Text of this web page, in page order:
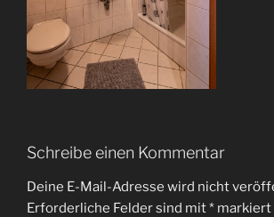
Schreibe einen Kommentar
Deine E-Mail-Adresse wird nicht
Erforderliche Felder sind mit* markiert